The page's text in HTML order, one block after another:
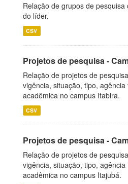
Relação de grupos de
do líder.
CSV
Projetos de pesquisa -
Relação de projetos de
vigência, situação, tipo,
acadêmica no campus Itabira.
CSV
Projetos de pesquisa -
Relação de projetos de
vigência, situação, tipo,
acadêmica no campus Itajubá.